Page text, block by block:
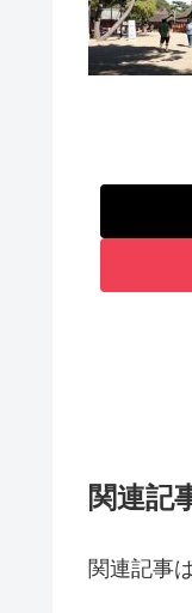
関連記
関連記事